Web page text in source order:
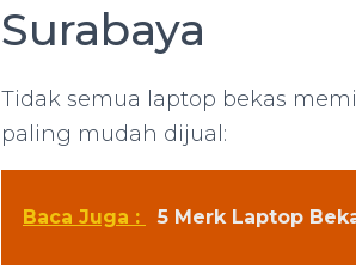
Surabaya
Tidak semua laptop bekas
paling mudah dijual:
Baca Juga : 5 Merk Laptop